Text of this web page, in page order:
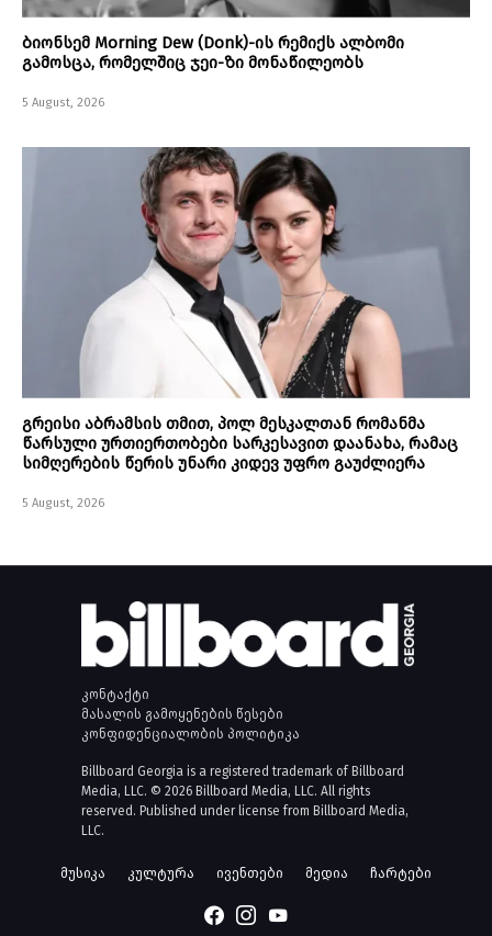
ბიონსემ Morning Dew (Donk)-ის რემიქს ალბომი
გამოსცა, რომელშიც ჯეი-ზი მონაწილეობს
5 August, 2026
გრეისი აბრამსის თმით, პოლ მესკალთან რომანმა
წარსული ურთიერთობები სარკესავით დაანახა, რამაც
სიმღერების წერის უნარი კიდევ უფრო გაუძლიერა
5 August, 2026
კონტაქტი
მასალის გამოყენების წესები
კონფიდენციალობის პოლიტიკა
Billboard Georgia is a registered trademark of Billboard
Media, LLC. © 2026 Billboard Media, LLC. All rights
reserved. Published under license from Billboard Media,
LLC.
მუსიკა კულტურა ივენთები მედია ჩარტები